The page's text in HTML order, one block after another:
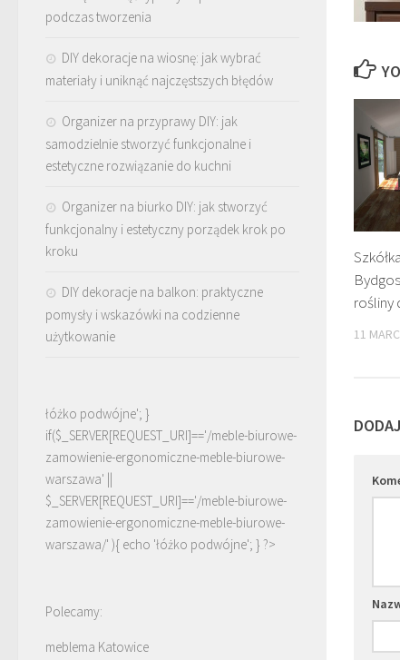
rośliny
11
podczas tworzenia
DIY dekoracje na wiosnę: jak wybrać
materiały i uniknąć najczęstszych błędów
Organizer na przyprawy DIY: jak
samodzielnie stworzyć funkcjonalne i
estetyczne rozwiązanie do kuchni
Organizer na biurko DIY: jak stworzyć
funkcjonalny i estetyczny porządek krok po
kroku
DIY dekoracje na balkon: praktyczne
pomysły i wskazówki na codzienne
użytkowanie
łóżko podwójne'; }
if($_SERVER[REQUEST_URI]=='/meble-biurowe-
zamowienie-ergonomiczne-meble-biurowe-
warszawa' ||
$_SERVER[REQUEST_URI]=='/meble-biurowe-
zamowienie-ergonomiczne-meble-biurowe-
warszawa/' ){ echo 'łóżko podwójne'; } ?>
Polecamy:
meblema Katowice